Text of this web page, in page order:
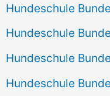
Hundeschule
Hundeschule
Hundeschule
Hundeschule